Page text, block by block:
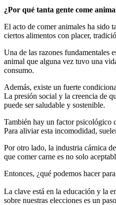
¿Por qué tanta gente come
El acto de comer animales ha sido
ciertos alimentos con placer,
Una de las razones fundamentales
animal que alguna vez tuvo una
consumo.
Además, existe un fuerte
La presión social y la creencia de
puede ser saludable y sostenible.
También hay un factor psicológico
Para aliviar esta incomodidad,
Por otro lado, la industria cárnica
que comer carne es no solo
Entonces, ¿qué podemos hacer
La clave está en la educación y la
sobre nuestras elecciones es un